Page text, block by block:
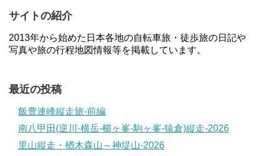
サイトの紹介
2013年から始めた日本各地の自転車旅・徒歩旅の日記や
写真や旅の行程地図情報等を掲載しています。
最近の投稿
飯豊連峰縦走旅-前編
南八甲田(逆川-横岳-櫛ヶ峯-駒ヶ峯-猿倉)縦走-2026
里山縦走・楢木森山～神堤山-2026